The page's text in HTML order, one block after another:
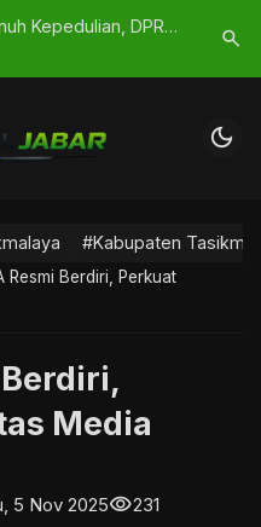
di Pasar
Catat
23 Hari
search
dark_mode
#Kabupaten
Resmi Berdiri, Perkuat
Media
5 Nov 2025visibility231